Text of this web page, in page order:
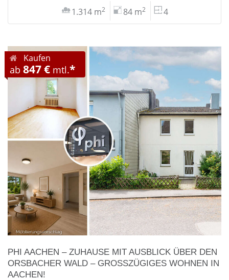
1.314 m2 84 m2 4
Kaufen
ab 847 € mtl.*
PHI AACHEN – ZUHAUSE MIT AUSBLICK ÜBER DEN
ORSBACHER WALD – GROSSZÜGIGES WOHNEN IN A
ACHEN!